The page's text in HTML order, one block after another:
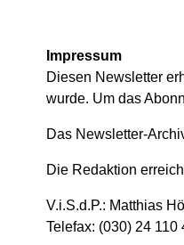
Impressum
Diesen Newsletter
wurde. Um das
Das Newsletter-
Die Redaktion
V.i.S.d.P.: Matthias
Telefax: (030) 24 110